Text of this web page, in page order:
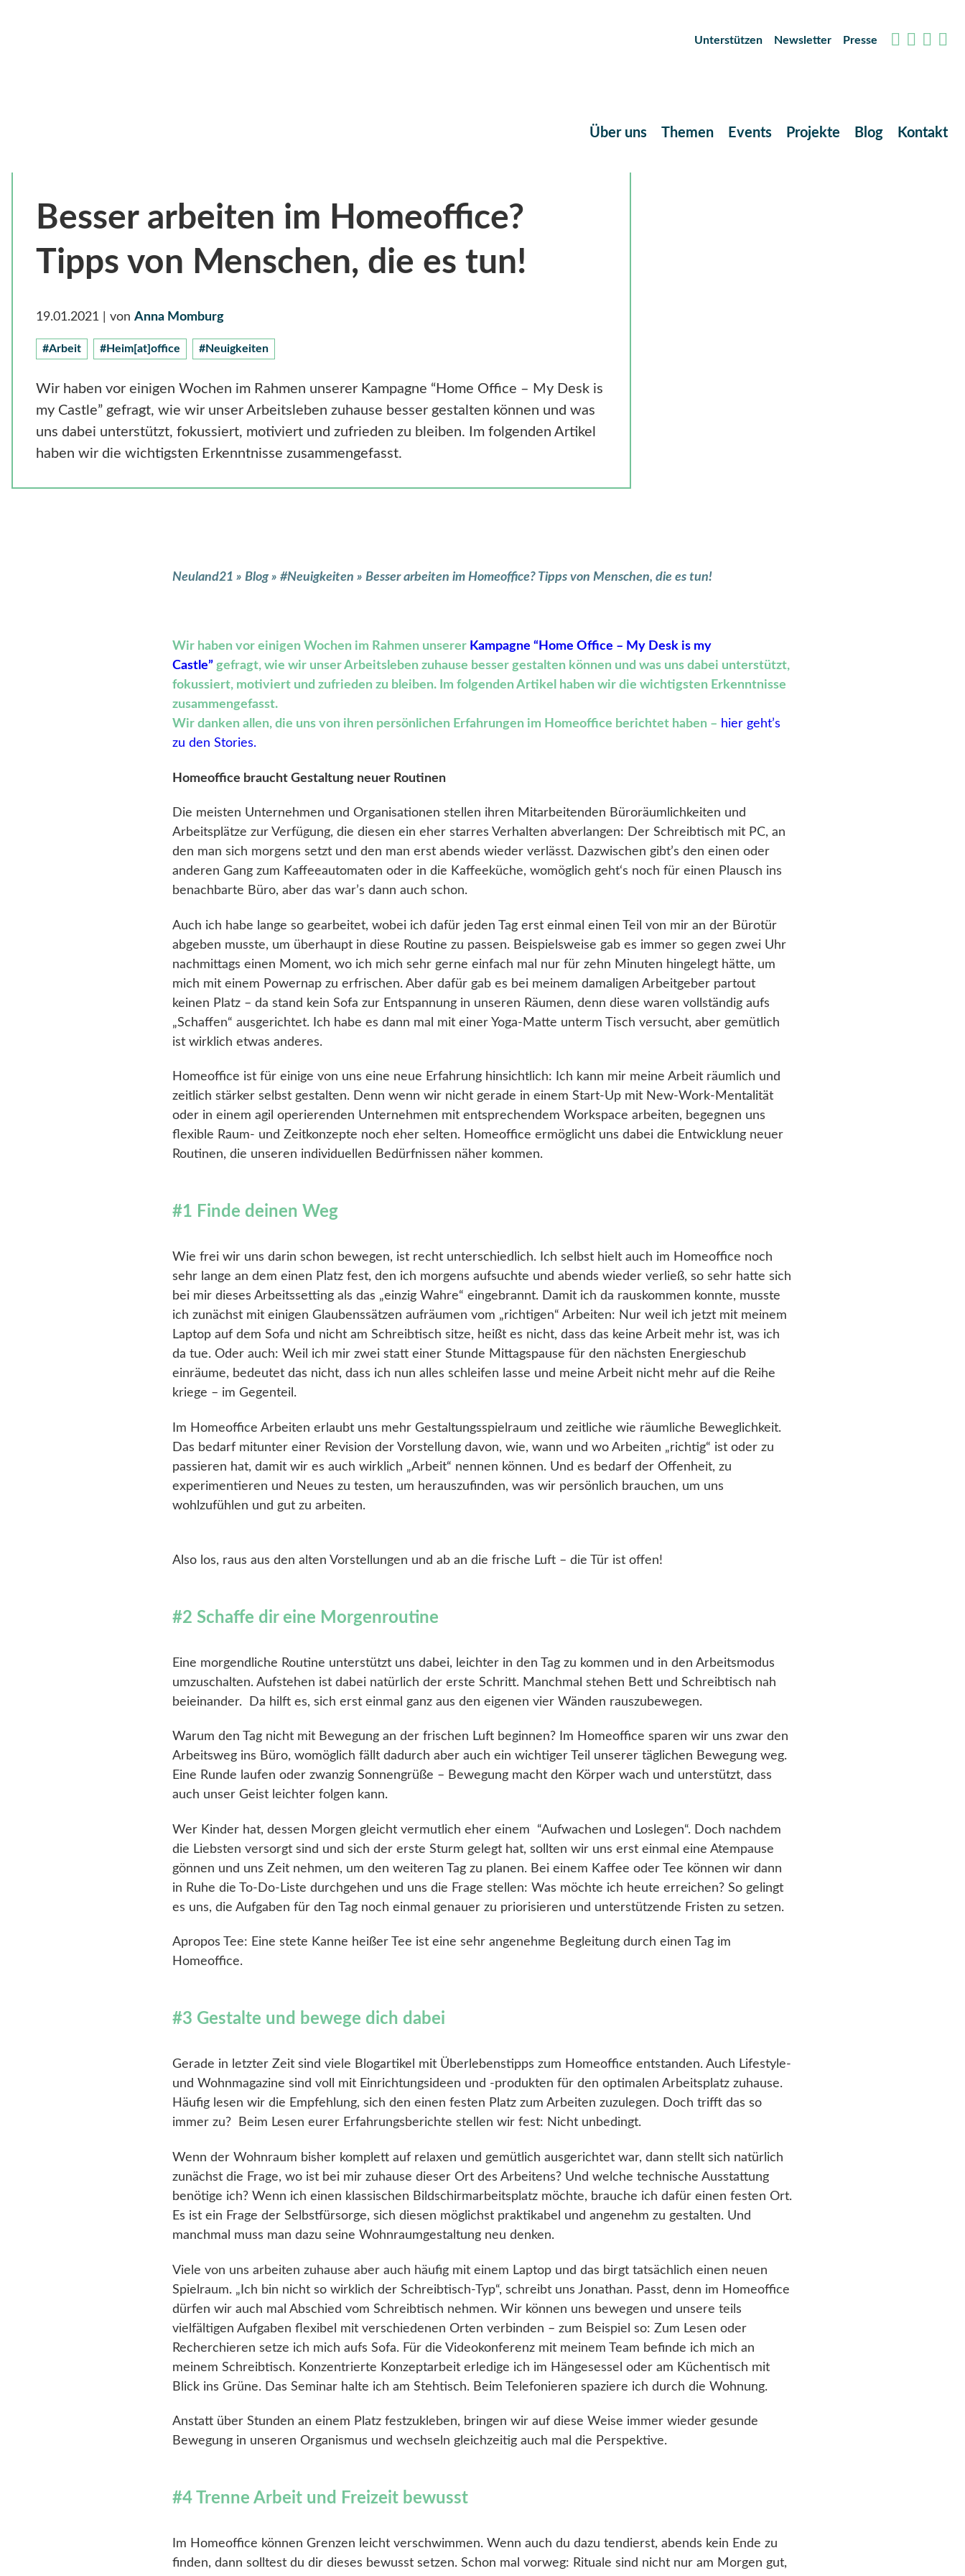
Unterstützen Newsletter Presse
Über uns Themen Events Projekte Blog Kontakt
Besser arbeiten im Homeoffice?
Tipps von Menschen, die es tun!
19.01.2021 | von Anna Momburg
#Arbeit #Heim[at]office #Neuigkeiten
Wir haben vor einigen Wochen im Rahmen unserer Kampagne “Home Office – My Desk is
my Castle” gefragt, wie wir unser Arbeitsleben zuhause besser gestalten können und was
uns dabei unterstützt, fokussiert, motiviert und zufrieden zu bleiben. Im folgenden Artikel
haben wir die wichtigsten Erkenntnisse zusammengefasst.
Neuland21 » Blog » #Neuigkeiten » Besser arbeiten im Homeoffice? Tipps von Menschen, die es tun!
Wir haben vor einigen Wochen im Rahmen unserer Kampagne “Home Office – My Desk is my
Castle” gefragt, wie wir unser Arbeitsleben zuhause besser gestalten können und was uns dabei unterstützt,
fokussiert, motiviert und zufrieden zu bleiben. Im folgenden Artikel haben wir die wichtigsten Erkenntnisse
zusammengefasst.
Wir danken allen, die uns von ihren persönlichen Erfahrungen im Homeoffice berichtet haben – hier geht’s
zu den Stories.
Homeoffice braucht Gestaltung neuer Routinen
Die meisten Unternehmen und Organisationen stellen ihren Mitarbeitenden Büroräumlichkeiten und
Arbeitsplätze zur Verfügung, die diesen ein eher starres Verhalten abverlangen: Der Schreibtisch mit PC, an
den man sich morgens setzt und den man erst abends wieder verlässt. Dazwischen gibt’s den einen oder
anderen Gang zum Kaffeeautomaten oder in die Kaffeeküche, womöglich geht‘s noch für einen Plausch ins
benachbarte Büro, aber das war’s dann auch schon.
Auch ich habe lange so gearbeitet, wobei ich dafür jeden Tag erst einmal einen Teil von mir an der Bürotür
abgeben musste, um überhaupt in diese Routine zu passen. Beispielsweise gab es immer so gegen zwei Uhr
nachmittags einen Moment, wo ich mich sehr gerne einfach mal nur für zehn Minuten hingelegt hätte, um
mich mit einem Powernap zu erfrischen. Aber dafür gab es bei meinem damaligen Arbeitgeber partout
keinen Platz – da stand kein Sofa zur Entspannung in unseren Räumen, denn diese waren vollständig aufs
„Schaffen“ ausgerichtet. Ich habe es dann mal mit einer Yoga-Matte unterm Tisch versucht, aber gemütlich
ist wirklich etwas anderes.
Homeoffice ist für einige von uns eine neue Erfahrung hinsichtlich: Ich kann mir meine Arbeit räumlich und
zeitlich stärker selbst gestalten. Denn wenn wir nicht gerade in einem Start-Up mit New-Work-Mentalität
oder in einem agil operierenden Unternehmen mit entsprechendem Workspace arbeiten, begegnen uns
flexible Raum- und Zeitkonzepte noch eher selten. Homeoffice ermöglicht uns dabei die Entwicklung neuer
Routinen, die unseren individuellen Bedürfnissen näher kommen.
#1 Finde deinen Weg
Wie frei wir uns darin schon bewegen, ist recht unterschiedlich. Ich selbst hielt auch im Homeoffice noch
sehr lange an dem einen Platz fest, den ich morgens aufsuchte und abends wieder verließ, so sehr hatte sich
bei mir dieses Arbeitssetting als das „einzig Wahre“ eingebrannt. Damit ich da rauskommen konnte, musste
ich zunächst mit einigen Glaubenssätzen aufräumen vom „richtigen“ Arbeiten: Nur weil ich jetzt mit meinem
Laptop auf dem Sofa und nicht am Schreibtisch sitze, heißt es nicht, dass das keine Arbeit mehr ist, was ich
da tue. Oder auch: Weil ich mir zwei statt einer Stunde Mittagspause für den nächsten Energieschub
einräume, bedeutet das nicht, dass ich nun alles schleifen lasse und meine Arbeit nicht mehr auf die Reihe
kriege – im Gegenteil.
Im Homeoffice Arbeiten erlaubt uns mehr Gestaltungsspielraum und zeitliche wie räumliche Beweglichkeit.
Das bedarf mitunter einer Revision der Vorstellung davon, wie, wann und wo Arbeiten „richtig“ ist oder zu
passieren hat, damit wir es auch wirklich „Arbeit“ nennen können. Und es bedarf der Offenheit, zu
experimentieren und Neues zu testen, um herauszufinden, was wir persönlich brauchen, um uns
wohlzufühlen und gut zu arbeiten.
Also los, raus aus den alten Vorstellungen und ab an die frische Luft – die Tür ist offen!
#2 Schaffe dir eine Morgenroutine
Eine morgendliche Routine unterstützt uns dabei, leichter in den Tag zu kommen und in den Arbeitsmodus
umzuschalten. Aufstehen ist dabei natürlich der erste Schritt. Manchmal stehen Bett und Schreibtisch nah
beieinander. Da hilft es, sich erst einmal ganz aus den eigenen vier Wänden rauszubewegen.
Warum den Tag nicht mit Bewegung an der frischen Luft beginnen? Im Homeoffice sparen wir uns zwar den
Arbeitsweg ins Büro, womöglich fällt dadurch aber auch ein wichtiger Teil unserer täglichen Bewegung weg.
Eine Runde laufen oder zwanzig Sonnengrüße – Bewegung macht den Körper wach und unterstützt, dass
auch unser Geist leichter folgen kann.
Wer Kinder hat, dessen Morgen gleicht vermutlich eher einem “Aufwachen und Loslegen“. Doch nachdem
die Liebsten versorgt sind und sich der erste Sturm gelegt hat, sollten wir uns erst einmal eine Atempause
gönnen und uns Zeit nehmen, um den weiteren Tag zu planen. Bei einem Kaffee oder Tee können wir dann
in Ruhe die To-Do-Liste durchgehen und uns die Frage stellen: Was möchte ich heute erreichen? So gelingt
es uns, die Aufgaben für den Tag noch einmal genauer zu priorisieren und unterstützende Fristen zu setzen.
Apropos Tee: Eine stete Kanne heißer Tee ist eine sehr angenehme Begleitung durch einen Tag im
Homeoffice.
#3 Gestalte und bewege dich dabei
Gerade in letzter Zeit sind viele Blogartikel mit Überlebenstipps zum Homeoffice entstanden. Auch Lifestyle-
und Wohnmagazine sind voll mit Einrichtungsideen und -produkten für den optimalen Arbeitsplatz zuhause.
Häufig lesen wir die Empfehlung, sich den einen festen Platz zum Arbeiten zuzulegen. Doch trifft das so
immer zu? Beim Lesen eurer Erfahrungsberichte stellen wir fest: Nicht unbedingt.
Wenn der Wohnraum bisher komplett auf relaxen und gemütlich ausgerichtet war, dann stellt sich natürlich
zunächst die Frage, wo ist bei mir zuhause dieser Ort des Arbeitens? Und welche technische Ausstattung
benötige ich? Wenn ich einen klassischen Bildschirmarbeitsplatz möchte, brauche ich dafür einen festen Ort.
Es ist ein Frage der Selbstfürsorge, sich diesen möglichst praktikabel und angenehm zu gestalten. Und
manchmal muss man dazu seine Wohnraumgestaltung neu denken.
Viele von uns arbeiten zuhause aber auch häufig mit einem Laptop und das birgt tatsächlich einen neuen
Spielraum. „Ich bin nicht so wirklich der Schreibtisch-Typ“, schreibt uns Jonathan. Passt, denn im Homeoffice
dürfen wir auch mal Abschied vom Schreibtisch nehmen. Wir können uns bewegen und unsere teils
vielfältigen Aufgaben flexibel mit verschiedenen Orten verbinden – zum Beispiel so: Zum Lesen oder
Recherchieren setze ich mich aufs Sofa. Für die Videokonferenz mit meinem Team befinde ich mich an
meinem Schreibtisch. Konzentrierte Konzeptarbeit erledige ich im Hängesessel oder am Küchentisch mit
Blick ins Grüne. Das Seminar halte ich am Stehtisch. Beim Telefonieren spaziere ich durch die Wohnung.
Anstatt über Stunden an einem Platz festzukleben, bringen wir auf diese Weise immer wieder gesunde
Bewegung in unseren Organismus und wechseln gleichzeitig auch mal die Perspektive.
#4 Trenne Arbeit und Freizeit bewusst
Im Homeoffice können Grenzen leicht verschwimmen. Wenn auch du dazu tendierst, abends kein Ende zu
finden, dann solltest du dir dieses bewusst setzen. Schon mal vorweg: Rituale sind nicht nur am Morgen gut,